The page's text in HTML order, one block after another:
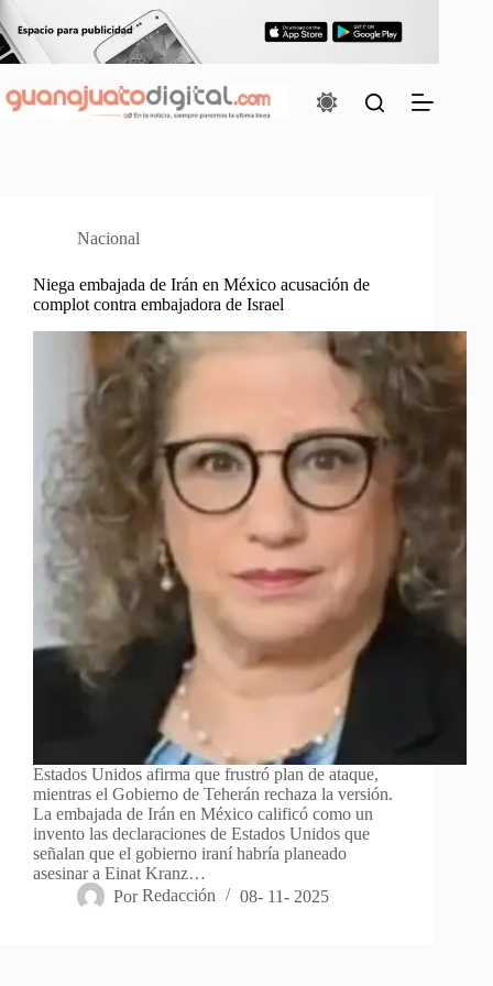
al
contenido
Nacional
Niega embajada de Irán en México acusación de
complot contra embajadora de Israel
Estados Unidos afirma que frustró plan de ataque,
mientras el Gobierno de Teherán rechaza la versión.
La embajada de Irán en México calificó como un
invento las declaraciones de Estados Unidos que
señalan que el gobierno iraní habría planeado
asesinar a Einat Kranz…
Por Redacción 08- 11- 2025